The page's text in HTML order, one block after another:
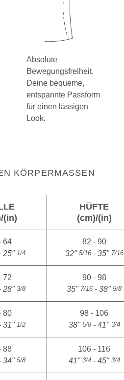
Absolute
Bewegungsfreiheit.
Deine bequeme,
entspannte Passform
für einen lässigen
Look.
(in)
HÜFTE
(cm)/(in)
64
25"1/4
82 - 90
32"5/16- 35"7/16
72
28"3/8
90 - 98
35"7/16 - 38"5/8
80
31"1/2
98 - 106
38"5/8- 41"3/4
88
34"5/8
106 - 116
41"3/4- 45"3/4